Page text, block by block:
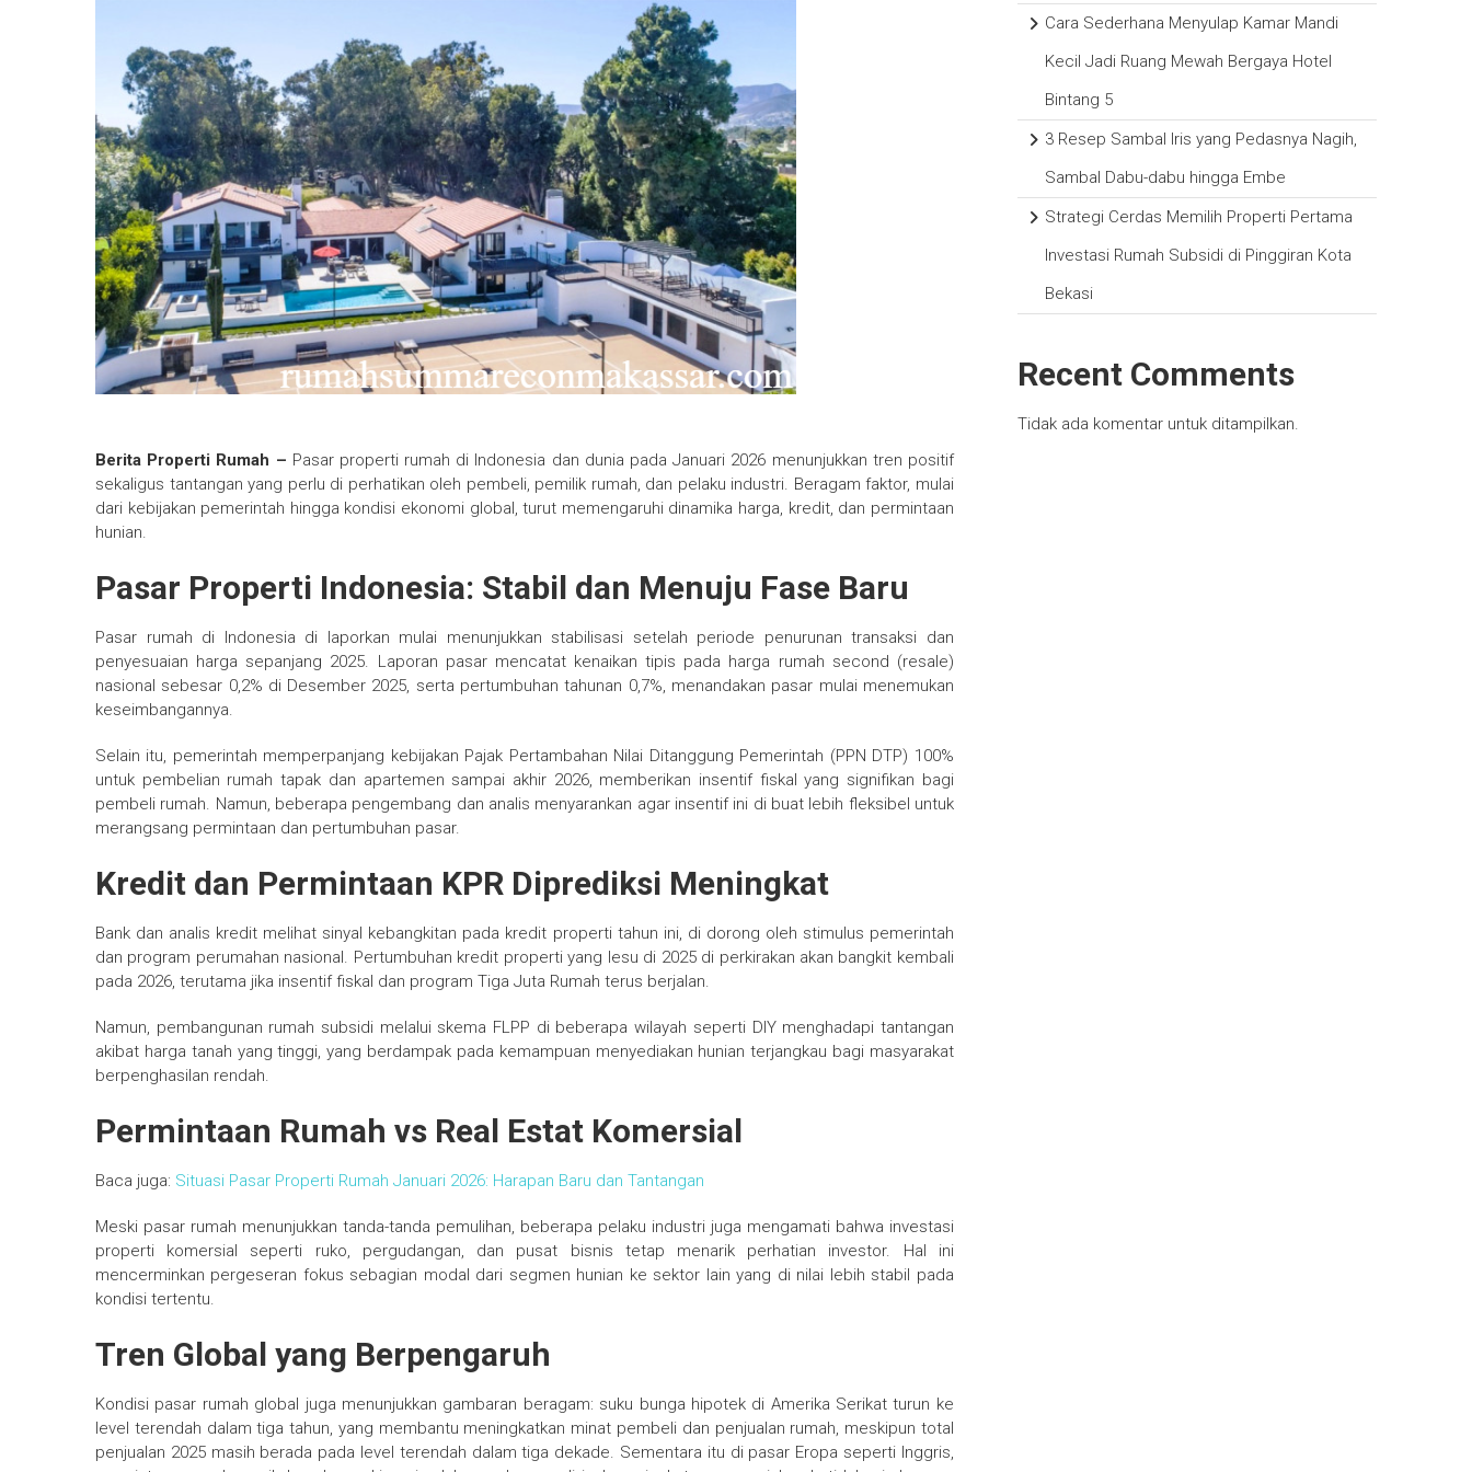
Berita Properti Rumah – Pasar properti rumah di Indonesia dan dunia pada Januari 2026 menunjukkan tren positif
sekaligus tantangan yang perlu di perhatikan oleh pembeli, pemilik rumah, dan pelaku industri. Beragam faktor, mulai
dari kebijakan pemerintah hingga kondisi ekonomi global, turut memengaruhi dinamika harga, kredit, dan permintaan
hunian.
Pasar Properti Indonesia: Stabil dan Menuju Fase Baru
Pasar rumah di Indonesia di laporkan mulai menunjukkan stabilisasi setelah periode penurunan transaksi dan
penyesuaian harga sepanjang 2025. Laporan pasar mencatat kenaikan tipis pada harga rumah second (resale)
nasional sebesar 0,2% di Desember 2025, serta pertumbuhan tahunan 0,7%, menandakan pasar mulai menemukan
keseimbangannya.
Selain itu, pemerintah memperpanjang kebijakan Pajak Pertambahan Nilai Ditanggung Pemerintah (PPN DTP) 100%
untuk pembelian rumah tapak dan apartemen sampai akhir 2026, memberikan insentif fiskal yang signifikan bagi
pembeli rumah. Namun, beberapa pengembang dan analis menyarankan agar insentif ini di buat lebih fleksibel untuk
merangsang permintaan dan pertumbuhan pasar.
Kredit dan Permintaan KPR Diprediksi Meningkat
Bank dan analis kredit melihat sinyal kebangkitan pada kredit properti tahun ini, di dorong oleh stimulus pemerintah
dan program perumahan nasional. Pertumbuhan kredit properti yang lesu di 2025 di perkirakan akan bangkit kembali
pada 2026, terutama jika insentif fiskal dan program Tiga Juta Rumah terus berjalan.
Namun, pembangunan rumah subsidi melalui skema FLPP di beberapa wilayah seperti DIY menghadapi tantangan
akibat harga tanah yang tinggi, yang berdampak pada kemampuan menyediakan hunian terjangkau bagi masyarakat
berpenghasilan rendah.
Permintaan Rumah vs Real Estat Komersial
Baca juga: Situasi Pasar Properti Rumah Januari 2026: Harapan Baru dan Tantangan
Meski pasar rumah menunjukkan tanda-tanda pemulihan, beberapa pelaku industri juga mengamati bahwa investasi
properti komersial seperti ruko, pergudangan, dan pusat bisnis tetap menarik perhatian investor. Hal ini
mencerminkan pergeseran fokus sebagian modal dari segmen hunian ke sektor lain yang di nilai lebih stabil pada
kondisi tertentu.
Tren Global yang Berpengaruh
Kondisi pasar rumah global juga menunjukkan gambaran beragam: suku bunga hipotek di Amerika Serikat turun ke
level terendah dalam tiga tahun, yang membantu meningkatkan minat pembeli dan penjualan rumah, meskipun total
penjualan 2025 masih berada pada level terendah dalam tiga dekade. Sementara itu di pasar Eropa seperti Inggris,
Cara Sederhana Menyulap Kamar Mandi
Kecil Jadi Ruang Mewah Bergaya Hotel
Bintang 5
3 Resep Sambal Iris yang Pedasnya Nagih,
Sambal Dabu-dabu hingga Embe
Strategi Cerdas Memilih Properti Pertama
Investasi Rumah Subsidi di Pinggiran Kota
Bekasi
Recent Comments
Tidak ada komentar untuk ditampilkan.